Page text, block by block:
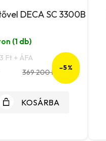
DECA SC 3300B
(1 db)
Ft + ÁFA
369 200 Ft
–5 %
KOSÁRBA